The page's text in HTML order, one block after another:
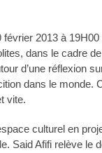
2013 à 19H00
dans le cadre
d’une réflexion
dans le monde.
vite.
culturel en
Said Afifi relève le